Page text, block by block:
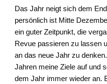
Das Jahr neigt sich dem
persönlich ist Mitte
ein guter Zeitpunkt, die
Revue passieren zu lassen
an das neue Jahr zu
Jahren meine Ziele auf und
dem Jahr immer wieder an.